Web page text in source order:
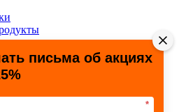
письма об акциях
*